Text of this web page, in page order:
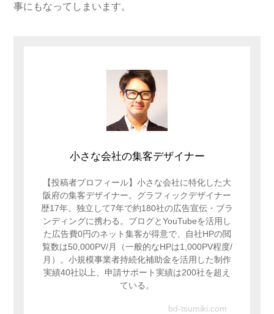
事にもなってしまいます。
小さな会社の集客デザイナー
【投稿者プロフィール】小さな会社に特化した大
阪府の集客デザイナー。グラフィックデザイナー
歴17年。独立して7年で約180社の広告宣伝・ブラ
ンディングに携わる。ブログとYouTubeを活用し
た広告費0円のネット集客が得意で、自社HPの閲
覧数は50,000PV/月（一般的なHPは1,000PV程度/
月）。小規模事業者持続化補助金を活用した制作
実績40社以上、申請サポート実績は200社を超え
ている。
bd-tsumiki.com